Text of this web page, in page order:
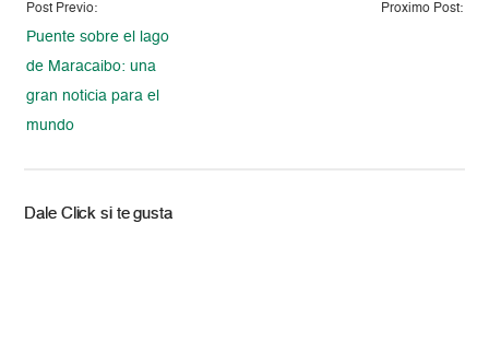
Post Previo:
Puente sobre el lago
de Maracaibo: una
gran noticia para el
mundo
Proximo Post:
Dale Click si te gusta